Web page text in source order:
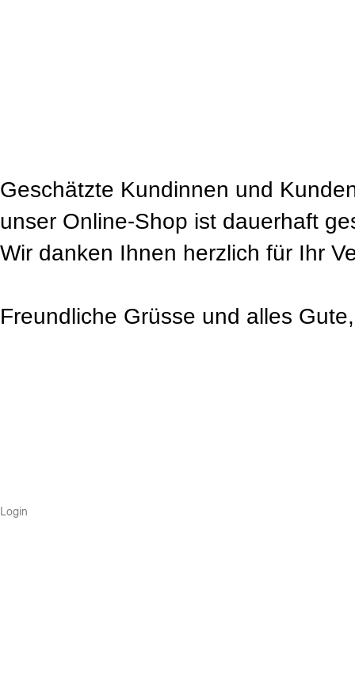
Geschätzte Kundinnen und
unser Online-Shop ist dauerhaft
Wir danken Ihnen herzlich für Ihr
Freundliche Grüsse und alles
Login